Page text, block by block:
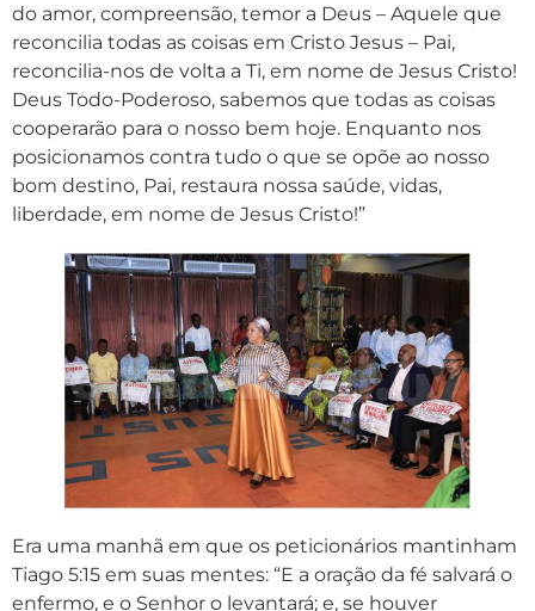
do amor, compreensão, temor a Deus – Aquele que
reconcilia todas as coisas em Cristo Jesus – Pai,
reconcilia-nos de volta a Ti, em nome de Jesus Cristo!
Deus Todo-Poderoso, sabemos que todas as coisas
cooperarão para o nosso bem hoje. Enquanto nos
posicionamos contra tudo o que se opõe ao nosso
bom destino, Pai, restaura nossa saúde, vidas,
liberdade, em nome de Jesus Cristo!”
Era uma manhã em que os peticionários mantinham
Tiago 5:15 em suas mentes: “E a oração da fé salvará o
enfermo, e o Senhor o levantará; e, se houver